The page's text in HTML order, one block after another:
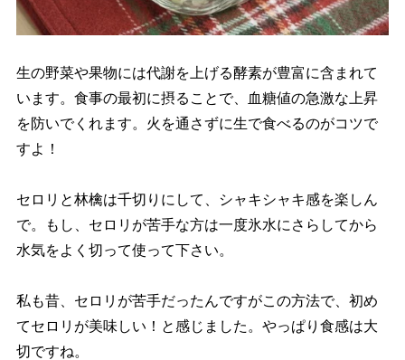
生の野菜や果物には代謝を上げる酵素が豊富に含まれて
います。食事の最初に摂ることで、血糖値の急激な上昇
を防いでくれます。火を通さずに生で食べるのがコツで
すよ！
セロリと林檎は千切りにして、シャキシャキ感を楽しん
で。もし、セロリが苦手な方は一度氷水にさらしてから
水気をよく切って使って下さい。
私も昔、セロリが苦手だったんですがこの方法で、初め
てセロリが美味しい！と感じました。やっぱり食感は大
切ですね。